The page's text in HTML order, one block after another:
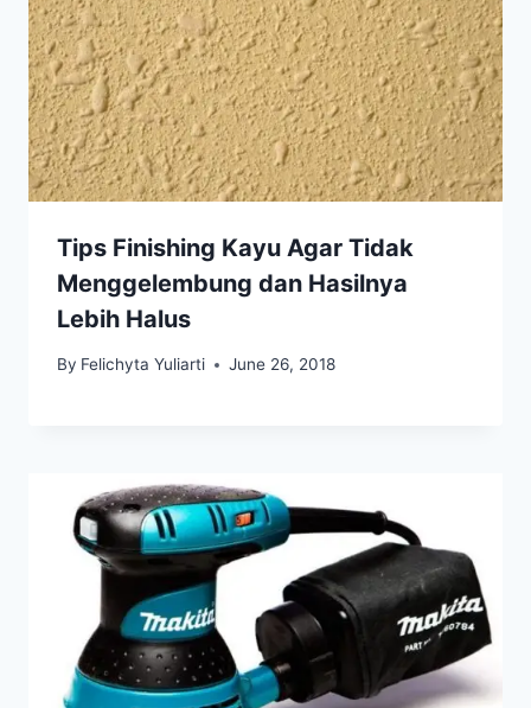
Tips Finishing Kayu Agar Tidak
Menggelembung dan Hasilnya
Lebih Halus
By Felichyta Yuliarti June 26, 2018